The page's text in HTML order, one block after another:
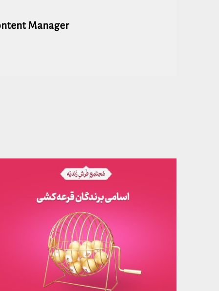
Manager